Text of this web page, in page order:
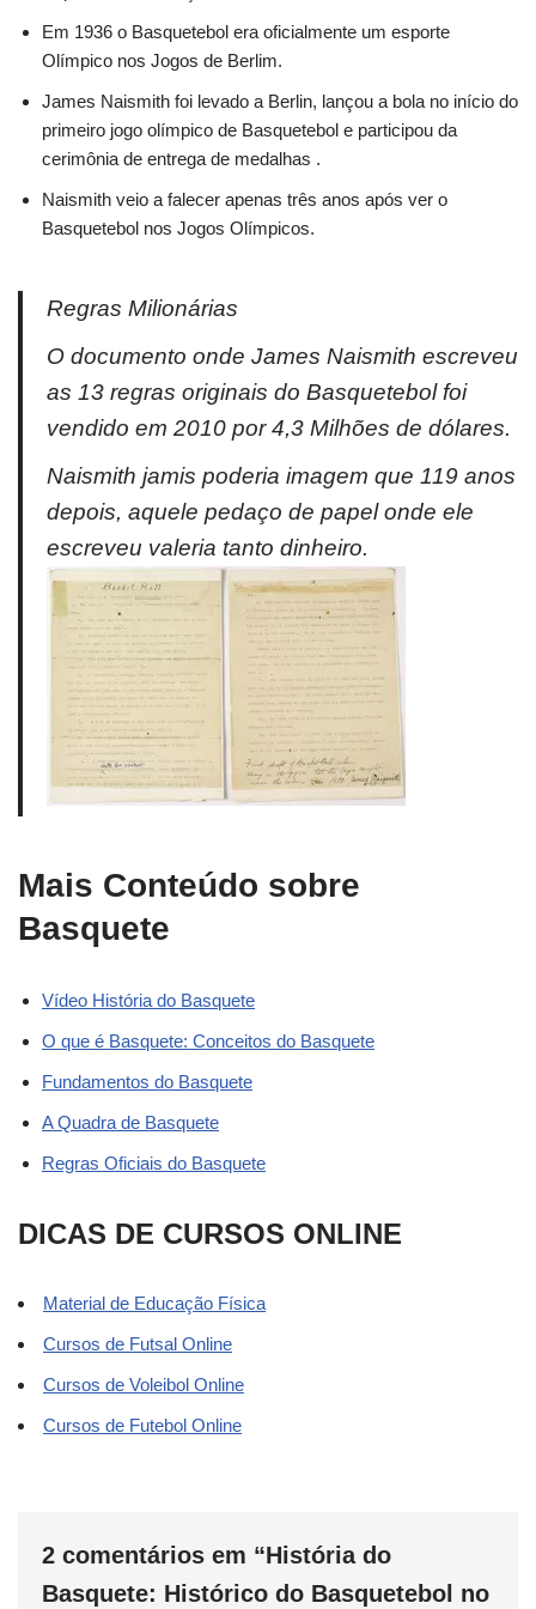
Em 1936 o Basquetebol era oficialmente um esporte
Olímpico nos Jogos de Berlim.
James Naismith foi levado a Berlin, lançou a bola no início do
primeiro jogo olímpico de Basquetebol e participou da
cerimônia de entrega de medalhas .
Naismith veio a falecer apenas três anos após ver o
Basquetebol nos Jogos Olímpicos.
Regras Milionárias
O documento onde James Naismith escreveu
as 13 regras originais do Basquetebol foi
vendido em 2010 por 4,3 Milhões de dólares.
Naismith jamis poderia imagem que 119 anos
depois, aquele pedaço de papel onde ele
escreveu valeria tanto dinheiro.
Mais Conteúdo sobre
Basquete
Vídeo História do Basquete
O que é Basquete: Conceitos do Basquete
Fundamentos do Basquete
A Quadra de Basquete
Regras Oficiais do Basquete
DICAS DE CURSOS ONLINE
Material de Educação Física
Cursos de Futsal Online
Cursos de Voleibol Online
Cursos de Futebol Online
2 comentários em “História do
Basquete: Histórico do Basquetebol no